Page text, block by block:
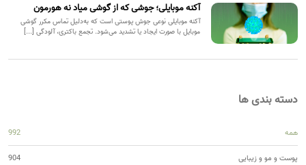
آکنه موبایلی؛ جوشی که از گوشی میاد نه هورمون
آکنه موبایلی نوعی جوش پوستی است که به‌دلیل تماس مکرر گوشی
موبایل با صورت ایجاد یا تشدید می‌شود. تجمع باکتری، آلودگی [...]
دسته بندی ها
همه 992
پوست و مو و زیبایی 904